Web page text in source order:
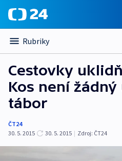
Rubriky
Cestovky
Kos není
tábor
ČT24
30. 5. 2015
30. 5. 2015 | Zdroj: ČT24